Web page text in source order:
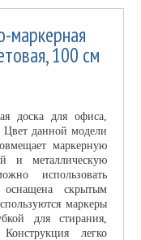
маркерная
100 см
доска для офиса,
Цвет данной модели
маркерную
и металлическую
использовать
скрытым
маркеры
для стирания,
легко